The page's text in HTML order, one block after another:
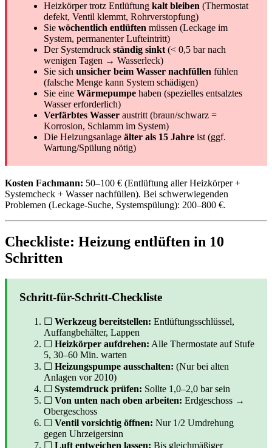
Heizkörper trotz Entlüftung kalt bleiben (Thermostat
defekt, Ventil klemmt, Rohrverstopfung)
Sie wöchentlich entlüften müssen (Leckage im
System, permanenter Lufteintritt)
Der Systemdruck ständig sinkt (< 0,5 bar nach
wenigen Tagen → Wasserleck)
Sie sich unsicher beim Wasser nachfüllen fühlen
(falsche Menge kann System schädigen)
Sie eine Wärmepumpe haben (spezielles entsalztes
Wasser erforderlich)
Verfärbtes Wasser austritt (braun/schwarz =
Korrosion, Schlamm im System)
Die Heizungsanlage älter als 15 Jahre ist (ggf.
Wartung/Spülung nötig)
Kosten Fachmann: 50–100 € (Entlüftung aller Heizkörper +
Systemcheck + Wasser nachfüllen). Bei schwerwiegenden
Problemen (Leckage-Suche, Systemspülung): 200–800 €.
Checkliste: Heizung entlüften in 10
Schritten
Schritt-für-Schritt-Checkliste
☐ Werkzeug bereitstellen: Entlüftungsschlüssel,
Auffangbehälter, Lappen
☐ Heizkörper aufdrehen: Alle Thermostate auf Stufe
5, 30–60 Min. warten
☐ Heizungspumpe ausschalten: (Nur bei alten
Anlagen vor 2010)
☐ Systemdruck prüfen: Sollte 1,0–2,0 bar sein
☐ Von unten nach oben arbeiten: Erdgeschoss →
Obergeschoss
☐ Ventil vorsichtig öffnen: Nur 1/2 Umdrehung
gegen Uhrzeigersinn
☐ Luft entweichen lassen: Bis gleichmäßiger